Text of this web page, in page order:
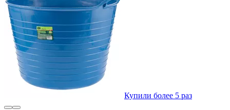
Купили более 5 раз